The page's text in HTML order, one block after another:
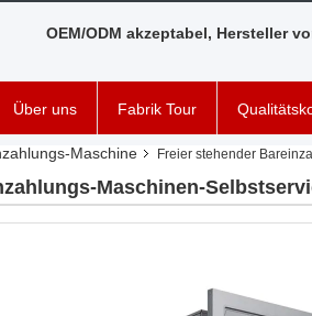
OEM/ODM akzeptabel, Hersteller
Über uns Fabrik Tour
Maschine Freier stehender
Maschinen-